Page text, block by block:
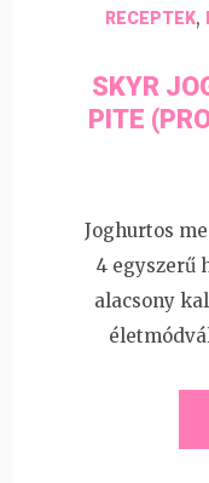
RECEPTEK,
SKYR
PITE
Joghurtos
4 egyszerű
alacsony